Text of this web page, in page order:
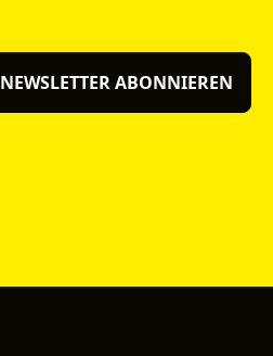
NEWSLETTER ABONNIEREN